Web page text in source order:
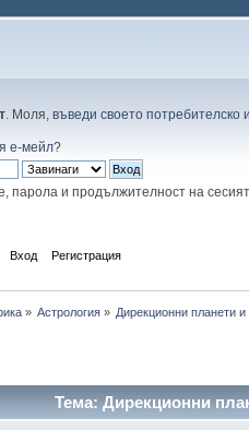
. Моля, въведи своето потребителско
е-мейл?
парола и продължителност на
Вход Регистрация
» Астрология» Дирекционни планети и
Тема: Дирекционни